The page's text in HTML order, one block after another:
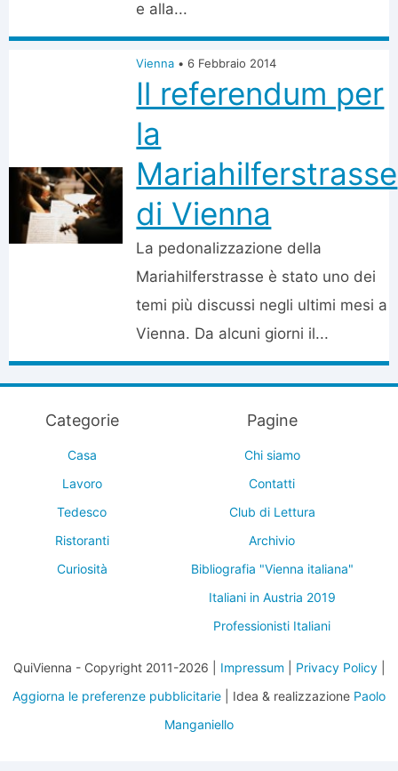
e alla...
Vienna • 6 Febbraio 2014
Il referendum per
la
Mariahilferstrasse
di Vienna
La pedonalizzazione della
Mariahilferstrasse è stato uno dei
temi più discussi negli ultimi mesi a
Vienna. Da alcuni giorni il...
Categorie
Casa
Lavoro
Tedesco
Ristoranti
Curiosità
Pagine
Chi siamo
Contatti
Club di Lettura
Archivio
Bibliografia "Vienna italiana"
Italiani in Austria 2019
Professionisti Italiani
QuiVienna - Copyright 2011-2026 | Impressum Privacy Policy|
Aggiorna le preferenze pubblicitarie | Idea & realizzazione Paolo
Manganiello